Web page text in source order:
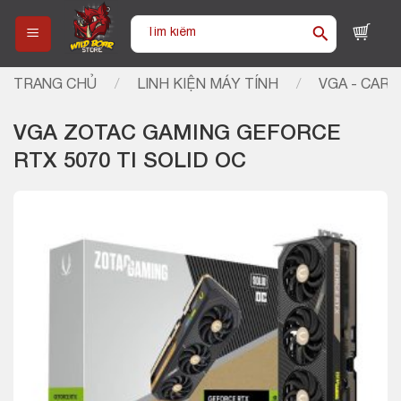
content
Tìm
TRANG CHỦ / LINH KIỆN MÁY TÍNH / VGA -
VGA ZOTAC GAMING GEFORCE
RTX 5070 TI SOLID OC